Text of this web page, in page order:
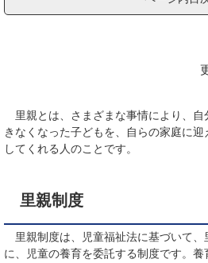
里親とは、さまざまな事情により、自
きなくなった子どもを、自らの家庭に
してくれる人のことです。
里親制度
里親制度は、児童福祉法に基づいて、
に、児童の養育を委託する制度です。